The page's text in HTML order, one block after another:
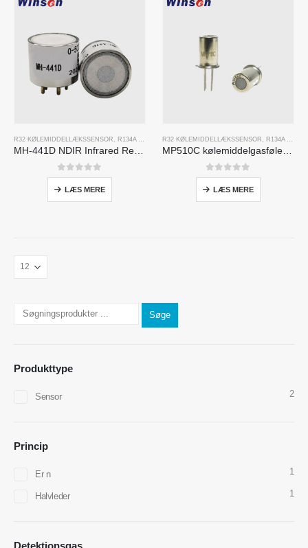
R32 KØLEMIDDELLÆKSSENSOR R134A KØLEMIDDELLÆKSSENSOR ,R410A
0ud af 5
LÆS MERE
R32 KØLEMIDDELLÆKSSENSOR R134A KØLEMIDDELLÆKSSENSOR
0ud af 5
LÆS MERE
Søge
Produkttype
Sensor 2
Princip
Er n 1
Halvleder 1
Detektionsgas
Whatsapp